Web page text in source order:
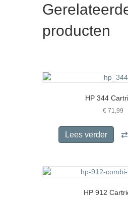
producten
HP 344
€71,99
Lees verder
HP 912